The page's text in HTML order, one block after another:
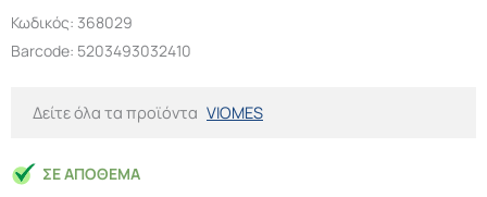
Κωδικός: 368029
Barcode: 5203493032410
Δείτε όλα τα προϊόντα VIOMES
ΣΕ ΑΠΌΘΕΜΑ